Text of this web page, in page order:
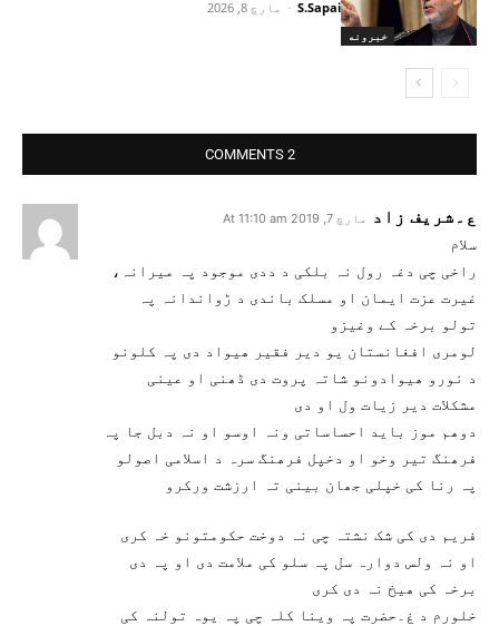
خبرونه
S.Sapai
- مارچ 8, 2026
2 COMMENTS
ع۔شریف زاد مارچ 7, 2019 At 11:10 am
سلام
راخی چی دغہ رول نہ بلکی د ددی موجود پہ میرانہ،
غیرت عزت ایمان او مسلک باندی د ڑواندانہ پہ
تولو برخہ کے وغیزو
لومری افغانستان یو دیر فقیر ھیواد دی پہ کلونو
د نورو ھیوادونو شاتہ پروت دی ڈھنی او عینی
مشکلات دیر زیات ول او دی
دوھم موز باید احساساتی ونہ اوسو او نہ دبل جا پہ
فرھنگ تیر وخو او دخپل فرھنگ سرہ د اسلامی اصولو
پہ رنا کی خپلی جھان بینی تہ ارزشت ورکرو
فریم دی کی شک نشتہ چی نہ دوخت حکومتونو خہ کری
او نہ ولس دوارہ سل پہ سلو کی ملامت دی او پہ دی
برخہ کی ھیخ نہ دی کری
خلورم د غ۔حضرت پہ وینا کلہ چی پہ یوہ تولنہ کی